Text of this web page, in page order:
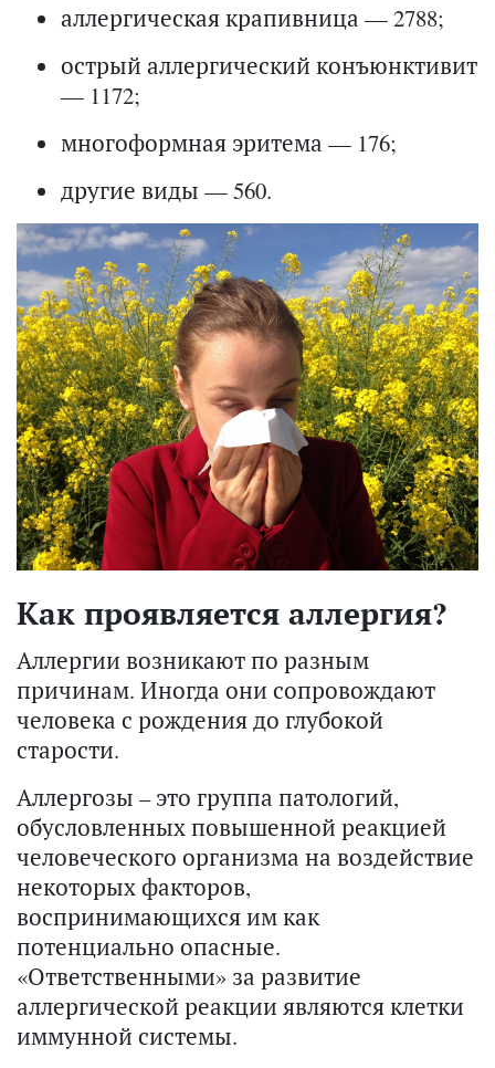
аллергическая крапивница — 2788;
острый аллергический конъюнктивит
— 1172;
многоформная эритема — 176;
другие виды — 560.
Как проявляется аллергия?
Аллергии возникают по разным
причинам. Иногда они сопровождают
человека с рождения до глубокой
старости.
Аллергозы – это группа патологий,
обусловленных повышенной реакцией
человеческого организма на воздействие
некоторых факторов,
воспринимающихся им как
потенциально опасные.
«Ответственными» за развитие
аллергической реакции являются клетки
иммунной системы.